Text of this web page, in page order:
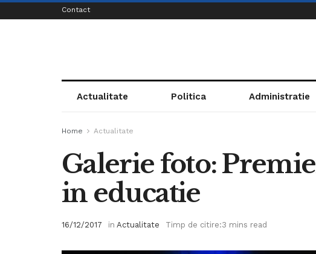
Contact
Actualitate Politica Administratie
Home Actualitate
Galerie foto:
in educatie
16/12/2017 in Actualitate Timp de citire:3 mins read